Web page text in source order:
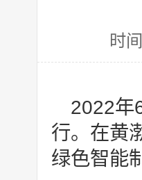
时
2022年
行。在黄
绿色智能